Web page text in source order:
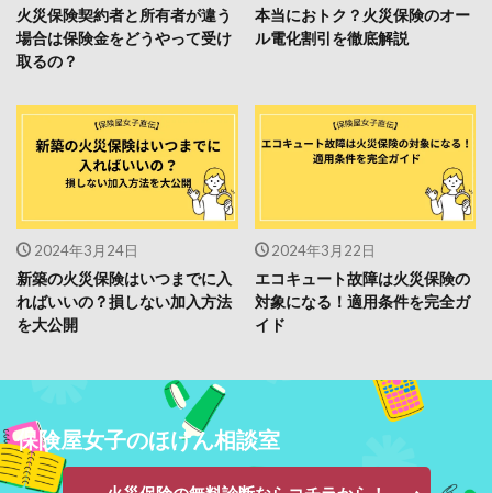
火災保険契約者と所有者が違う
場合は保険金をどうやって受け
取るの？
本当におトク？火災保険のオー
ル電化割引を徹底解説
2024年3月24日
新築の火災保険はいつまでに入
ればいいの？損しない加入方法
を大公開
2024年3月22日
エコキュート故障は火災保険の
対象になる！適用条件を完全ガ
イド
保険屋女子のほけん相談室